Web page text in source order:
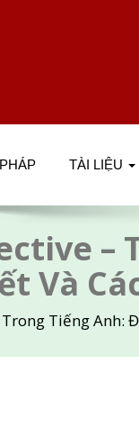
TÀI LIỆU
–
Và
Tiếng Anh: